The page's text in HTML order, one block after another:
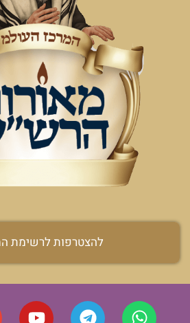
להצטרפות לרשימת